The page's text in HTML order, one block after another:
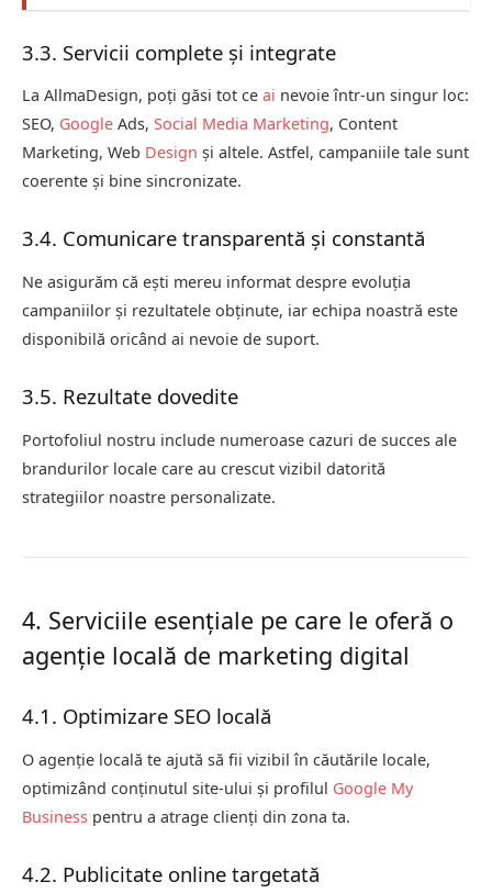
3.3. Servicii complete și integrate
La AllmaDesign, poți găsi tot ce ai nevoie într-un singur loc:
SEO, Google Ads, Social Media Marketing, Content
Marketing, Web Design și altele. Astfel, campaniile tale sunt
coerente și bine sincronizate.
3.4. Comunicare transparentă și constantă
Ne asigurăm că ești mereu informat despre evoluția
campaniilor și rezultatele obținute, iar echipa noastră este
disponibilă oricând ai nevoie de suport.
3.5. Rezultate dovedite
Portofoliul nostru include numeroase cazuri de succes ale
brandurilor locale care au crescut vizibil datorită
strategiilor noastre personalizate.
4. Serviciile esențiale pe care le oferă o
agenție locală de marketing digital
4.1. Optimizare SEO locală
O agenție locală te ajută să fii vizibil în căutările locale,
optimizând conținutul site-ului și profilul Google My
Business pentru a atrage clienți din zona ta.
4.2. Publicitate online targetată